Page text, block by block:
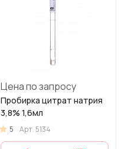
Цена по запросу
Пробирка цитрат натрия
3,8% 1,6мл
5 Арт. 5134